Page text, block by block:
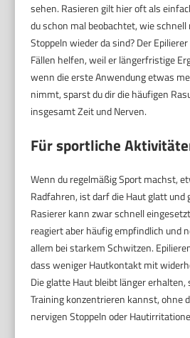
sehen. Rasieren gilt hier oft als
du schon mal beobachtet, wie schnell
Stoppeln wieder da sind? Der
Fällen helfen, weil er längerfristige
wenn die erste Anwendung etwas
nimmt, sparst du dir die häufigen
insgesamt Zeit und Nerven.
Für sportliche
Wenn du regelmäßig Sport machst,
Radfahren, ist darf die Haut glatt und
Rasierer kann zwar schnell
reagiert aber häufig empfindlich und
allem bei starkem Schwitzen.
dass weniger Hautkontakt mit
Die glatte Haut bleibt länger erhalten,
Training konzentrieren kannst, ohne
nervigen Stoppeln oder